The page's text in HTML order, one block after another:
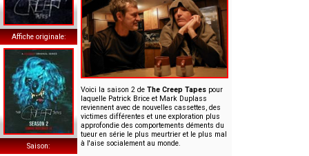
Affiche originale
Saison
Voici la saison 2 de The Creep Tapes pour
laquelle Patrick Brice et Mark Duplass
reviennent avec de nouvelles cassettes, des
victimes différentes et une exploration plus
approfondie des comportements déments du
tueur en série le plus meurtrier et le plus mal
à l'aise socialement au monde.